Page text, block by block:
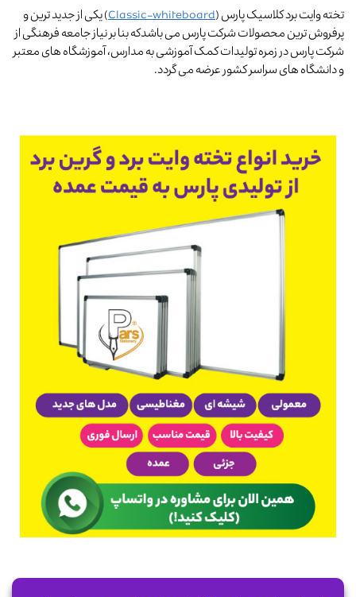
تخته وایت برد کلاسیک پارس (Classic-whiteboard) یکی از جدید ترین و
پرفروش ترین محصولات شرکت پارس می باشدکه بنا بر نیاز جامعه فرهنگی از
شرکت پارس در زمره تولیدات کمک آموزشی به مدارس، آموزشگاه های معتبر
و دانشگاه های سراسر کشور عرضه می گردد.